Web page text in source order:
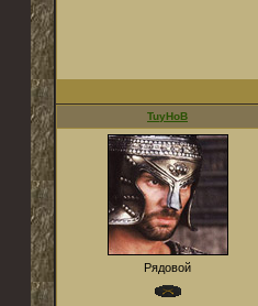
TuyHoB
Рядовой